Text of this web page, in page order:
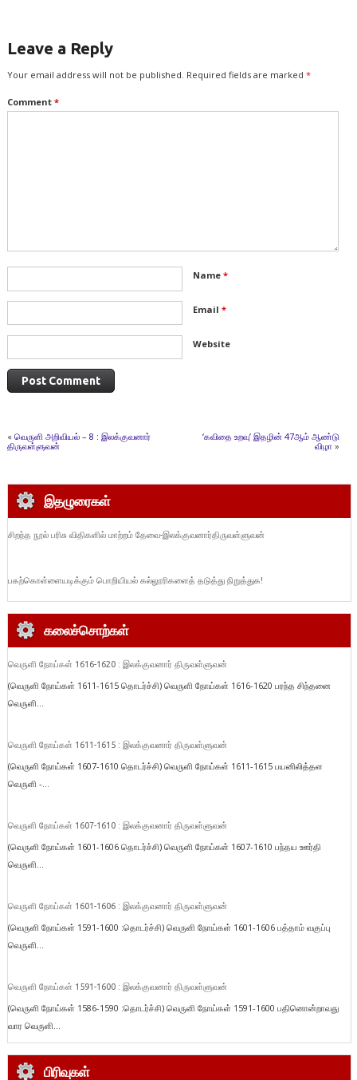
Leave a Reply
Your email address will not be published. Required fields are marked *
Comment *
Name *
Email *
Website
« வெருளி அறிவியல் – 8 : இலக்குவனார்
திருவள்ளுவன்
‘கவிதை உறவு’ இதழின் 47ஆம் ஆண்டு
விழா»
இதழுரைகள்
சிறந்த நூல் பரிசு விதிகளில் மாற்றம் தேவை-இலக்குவனார்திருவள்ளுவன்
பகற்கொள்ளையடிக்கும் பொறியியல் கல்லூரிகளைத் தடுத்து நிறுத்துக!
கலைச்சொற்கள்
வெருளி நோய்கள் 1616-1620 : இலக்குவனார் திருவள்ளுவன்
(வெருளி நோய்கள் 1611-1615 தொடர்ச்சி) வெருளி நோய்கள் 1616-1620 பரந்த சிந்தனை
வெருளி...
வெருளி நோய்கள் 1611-1615 : இலக்குவனார் திருவள்ளுவன்
(வெருளி நோய்கள் 1607-1610 தொடர்ச்சி) வெருளி நோய்கள் 1611-1615 பயனிலித்தள
வெருளி -...
வெருளி நோய்கள் 1607-1610 : இலக்குவனார் திருவள்ளுவன்
(வெருளி நோய்கள் 1601-1606 தொடர்ச்சி) வெருளி நோய்கள் 1607-1610 பந்தய ஊர்தி
வெருளி...
வெருளி நோய்கள் 1601-1606 : இலக்குவனார் திருவள்ளுவன்
(வெருளி நோய்கள் 1591-1600 :தொடர்ச்சி) வெருளி நோய்கள் 1601-1606 பத்தாம் வகுப்பு
வெருளி...
வெருளி நோய்கள் 1591-1600 : இலக்குவனார் திருவள்ளுவன்
(வெருளி நோய்கள் 1586-1590 :தொடர்ச்சி) வெருளி நோய்கள் 1591-1600 பதினொன்றாவது
வார வெருளி...
பிரிவுகள்